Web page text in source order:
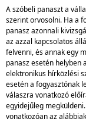
A szóbeli panaszt a
szerint orvosolni. Ha a
panasz azonnali
az azzal kapcsolatos
felvenni, és annak egy
panasz esetén helyben
elektronikus hírközlési
esetén a fogyasztónak
válaszra vonatkozó
egyidejűleg
vonatkozóan az